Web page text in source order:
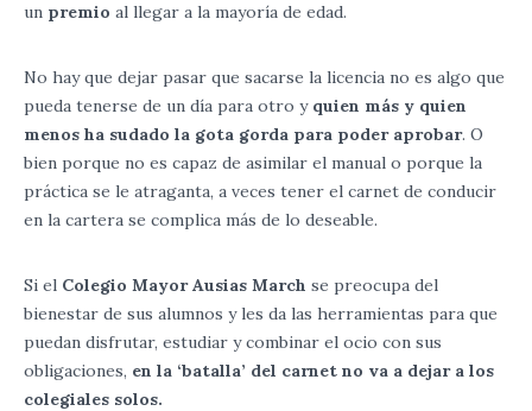
un premio al llegar a la mayoría de edad.
No hay que dejar pasar que sacarse la licencia no es algo que
pueda tenerse de un día para otro y quien más y quien
menos ha sudado la gota gorda para poder aprobar. O
bien porque no es capaz de asimilar el manual o porque la
práctica se le atraganta, a veces tener el carnet de conducir
en la cartera se complica más de lo deseable.
Si el Colegio Mayor Ausias March se preocupa del
bienestar de sus alumnos y les da las herramientas para que
puedan disfrutar, estudiar y combinar el ocio con sus
obligaciones, en la ‘batalla’ del carnet no va a dejar a los
colegiales solos.